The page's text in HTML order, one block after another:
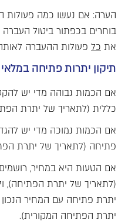
הערה: אם נעשו כמה פעולות
בוחרים בכפתור ביטול
את כל פעולות ההעברה
תיקון יתרות פתיחה במלאי
אם הכמות גבוהה מדי יש
כללית (לתאריך של יתרת
אם הכמות נמוכה מדי יש
פתיחה (לתאריך של יתרת
אם הטעות היא במחיר,
(לתאריך של יתרת הפתיחה),
יתרת פתיחה עם המחיר
יתרת הפתיחה המקורית).